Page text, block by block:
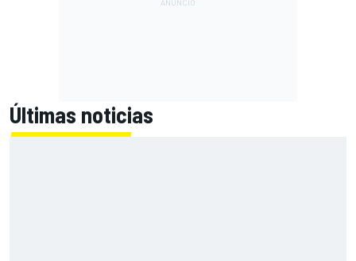
Últimas noticias